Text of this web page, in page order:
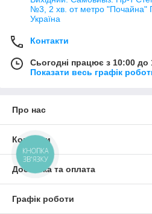
№3, 2 хв. от метро "Почайна"
Україна
Контакти
Сьогодні працює з 10:00 до
Показати весь графік
Про нас
Контакти
Доставка та оплата
Графік роботи
КНОПКА
ЗВ'ЯЗКУ